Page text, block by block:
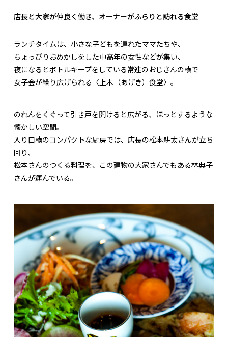
店長と大家が仲良く働き、オーナーがふらりと訪れる食堂
ランチタイムは、小さな子どもを連れたママたちや、
ちょっぴりおめかしをした中高年の女性などが集い、
夜になるとボトルキープをしている常連のおじさんの横で
女子会が繰り広げられる〈上木（あげき）食堂〉。
のれんをくぐって引き戸を開けると広がる、ほっとするような
懐かしい空間。
入り口横のコンパクトな厨房では、店長の松本耕太さんが立ち
回り、
松本さんのつくる料理を、この建物の大家さんでもある林典子
さんが運んでいる。